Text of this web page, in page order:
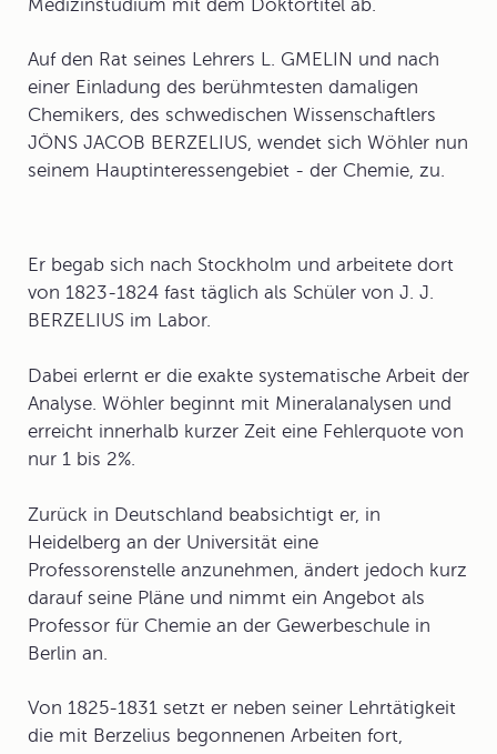
Medizinstudium mit dem Doktortitel ab.
Auf den Rat seines Lehrers L. GMELIN und nach
einer Einladung des berühmtesten damaligen
Chemikers, des schwedischen Wissenschaftlers
JÖNS JACOB BERZELIUS, wendet sich Wöhler nun
seinem Hauptinteressengebiet - der Chemie, zu.
Er begab sich nach Stockholm und arbeitete dort
von 1823-1824 fast täglich als Schüler von J. J.
BERZELIUS im Labor.
Dabei erlernt er die exakte systematische Arbeit der
Analyse. Wöhler beginnt mit Mineralanalysen und
erreicht innerhalb kurzer Zeit eine Fehlerquote von
nur 1 bis 2%.
Zurück in Deutschland beabsichtigt er, in
Heidelberg an der Universität eine
Professorenstelle anzunehmen, ändert jedoch kurz
darauf seine Pläne und nimmt ein Angebot als
Professor für Chemie an der Gewerbeschule in
Berlin an.
Von 1825-1831 setzt er neben seiner Lehrtätigkeit
die mit Berzelius begonnenen Arbeiten fort,